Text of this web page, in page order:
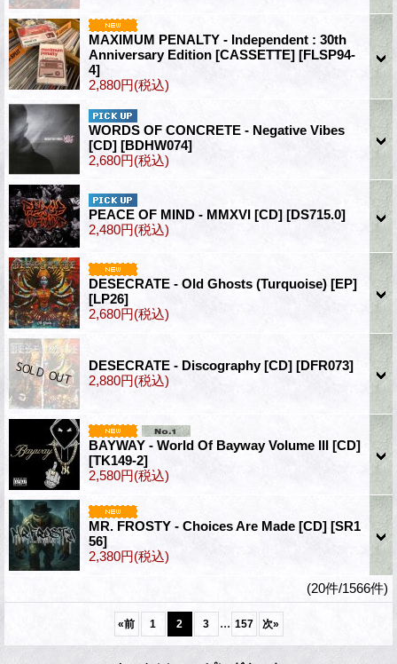
MAXIMUM PENALTY - Independent : 30th
Anniversary Edition [CASSETTE] [FLSP94-
4]
2,880円(税込)
WORDS OF CONCRETE - Negative Vibes
[CD] [BDHW074]
2,680円(税込)
PEACE OF MIND - MMXVI [CD] [DS715.0]
2,480円(税込)
DESECRATE - Old Ghosts (Turquoise) [EP]
[LP26]
2,680円(税込)
DESECRATE - Discography [CD] [DFR073]
2,880円(税込)
BAYWAY - World Of Bayway Volume III [CD]
[TK149-2]
2,580円(税込)
MR. FROSTY - Choices Are Made [CD] [SR1
56]
2,380円(税込)
(20件/1566件)
«前 1 2 3 ... 157 次»